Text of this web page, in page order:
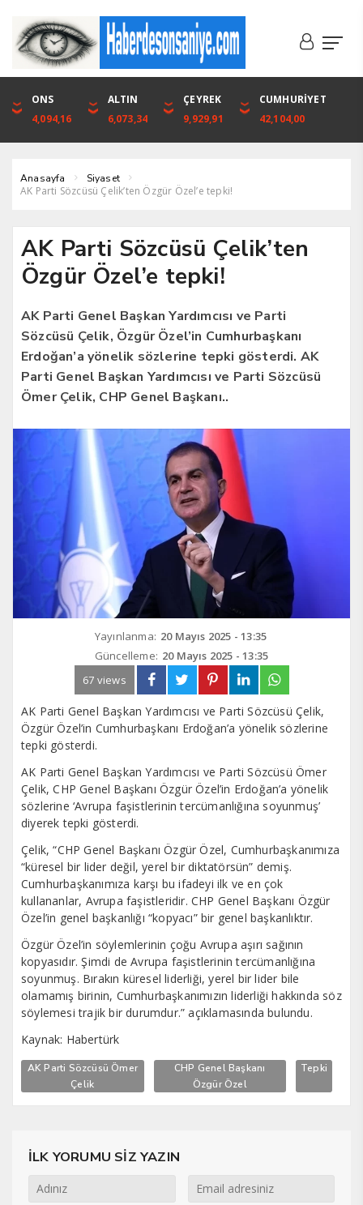
DOLAR
46,1316
EURO
53,3001
ALTIN
6,073,34
BIST
1.720,92
ONS
4,094,16
ALTIN
6,073,34
ÇEYREK
9,929,91
CUMHURİYET
42,104,00
Anasayfa Siyaset
AK Parti Sözcüsü Çelik’ten Özgür Özel’e tepki!
AK Parti Sözcüsü Çelik’ten
Özgür Özel’e tepki!
AK Parti Genel Başkan Yardımcısı ve Parti
Sözcüsü Çelik, Özgür Özel’in Cumhurbaşkanı
Erdoğan’a yönelik sözlerine tepki gösterdi. AK
Parti Genel Başkan Yardımcısı ve Parti Sözcüsü
Ömer Çelik, CHP Genel Başkanı..
Yayınlanma: 20 Mayıs 2025 - 13:35
Güncelleme: 20 Mayıs 2025 - 13:35
67 views
AK Parti Genel Başkan Yardımcısı ve Parti Sözcüsü Çelik,
Özgür Özel’in Cumhurbaşkanı Erdoğan’a yönelik sözlerine
tepki gösterdi.
AK Parti Genel Başkan Yardımcısı ve Parti Sözcüsü Ömer
Çelik, CHP Genel Başkanı Özgür Özel’in Erdoğan’a yönelik
sözlerine ‘Avrupa faşistlerinin tercümanlığına soyunmuş’
diyerek tepki gösterdi.
Çelik, “CHP Genel Başkanı Özgür Özel, Cumhurbaşkanımıza
“küresel bir lider değil, yerel bir diktatörsün” demiş.
Cumhurbaşkanımıza karşı bu ifadeyi ilk ve en çok
kullananlar, Avrupa faşistleridir. CHP Genel Başkanı Özgür
Özel’in genel başkanlığı “kopyacı” bir genel başkanlıktır.
Özgür Özel’in söylemlerinin çoğu Avrupa aşırı sağının
kopyasıdır. Şimdi de Avrupa faşistlerinin tercümanlığına
soyunmuş. Bırakın küresel liderliği, yerel bir lider bile
olamamış birinin, Cumhurbaşkanımızın liderliği hakkında söz
söylemesi trajik bir durumdur.” açıklamasında bulundu.
Kaynak: Habertürk
AK Parti Sözcüsü Ömer
Çelik
CHP Genel Başkanı
Özgür Özel
Tepki
İLK YORUMU SİZ YAZIN